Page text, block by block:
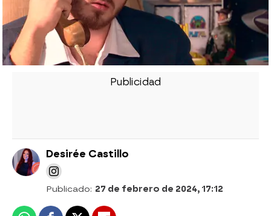
Desirée Castillo
Publicado: 27 de febrero de 2024, 17:12